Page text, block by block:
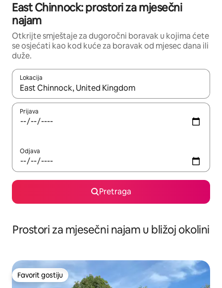
East Chinnock: prostori za mjesečni
najam
Otkrijte smještaje za dugoročni boravak u kojima ćete
se osjećati kao kod kuće za boravak od mjesec dana ili
duže.
Lokacija
Kad su rezultati dostupni, možete da se krećete kroz njih
Prijava
Odjava
Pretraga
Prostori za mjesečni najam u bližoj okolini
Favorit gostiju
Favorit gostiju